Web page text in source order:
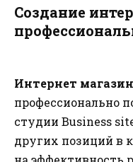
Создание
Интернет
профессионально
студии Business
других позиций в